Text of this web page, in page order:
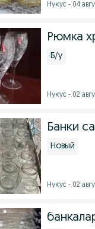
Нукус - 04
Рюмка
Б/у
Нукус - 02
Банки
Новый
Нукус - 02